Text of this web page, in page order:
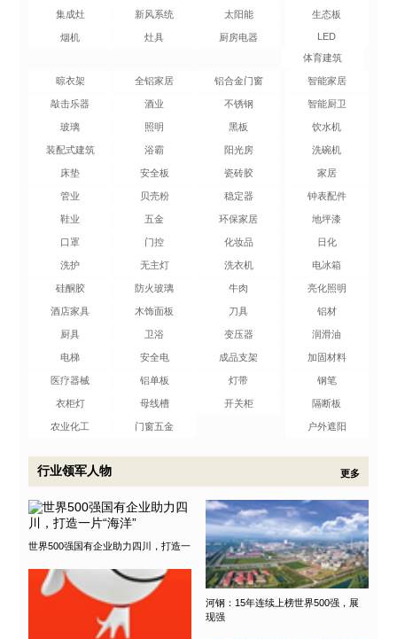
集成灶 新风系统 太阳能 生态板
烟机 灶具 厨房电器
LED
体育建筑
晾衣架 全铝家居 智能家居
铝合金门窗
敲击乐器 酒业 智能厨卫
不锈钢
玻璃 照明 饮水机
黑板
装配式建筑 浴霸 洗碗机
阳光房
床垫 安全板 家居
瓷砖胶
管业 贝壳粉 钟表配件
稳定器
鞋业 五金 地坪漆
环保家居
口罩 门控 日化
化妆品
洗护 无主灯 电冰箱
洗衣机
硅酮胶 防火玻璃 亮化照明
牛肉
酒店家具 木饰面板 铝材
刀具
厨具 卫浴 润滑油
变压器
电梯 安全电 加固材料
成品支架
医疗器械 铝单板 钢笔
灯带
衣柜灯 母线槽 隔断板
开关柜
农业化工 门窗五金 户外遮阳
行业领军人物 更多
世界500强国有企业助力四川，打造一
河钢：15年连续上榜世界500强，展
现强